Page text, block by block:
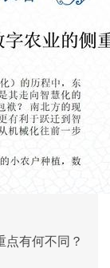
点有何不同？